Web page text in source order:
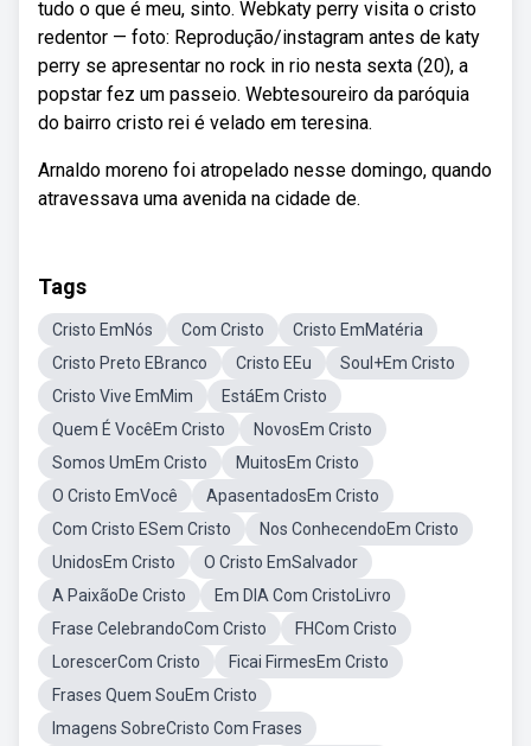
tudo o que é meu, sinto. Webkaty perry visita o cristo
redentor — foto: Reprodução/instagram antes de katy
perry se apresentar no rock in rio nesta sexta (20), a
popstar fez um passeio. Webtesoureiro da paróquia
do bairro cristo rei é velado em teresina.
Arnaldo moreno foi atropelado nesse domingo, quando
atravessava uma avenida na cidade de.
Tags
Cristo EmNós Com Cristo
Cristo EmMatéria
Cristo Preto EBranco
Cristo EEu
Soul+Em Cristo
Cristo Vive EmMim
EstáEm Cristo
Quem É VocêEm Cristo
NovosEm Cristo
Somos UmEm Cristo
MuitosEm Cristo
O Cristo EmVocê
ApasentadosEm Cristo
Com Cristo ESem Cristo
Nos ConhecendoEm Cristo
UnidosEm Cristo
O Cristo EmSalvador
A PaixãoDe Cristo
Em DIA Com CristoLivro
Frase CelebrandoCom Cristo
FHCom Cristo
LorescerCom Cristo
Ficai FirmesEm Cristo
Frases Quem SouEm Cristo
Imagens SobreCristo Com Frases